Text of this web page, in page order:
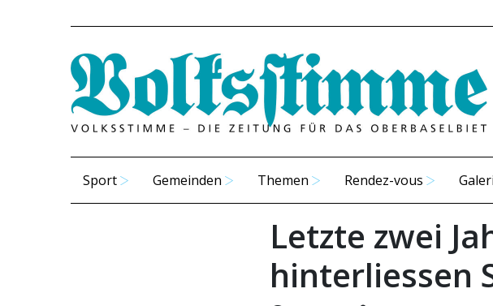
Sport Gemeinden Themen Rendez-vous
Letzte zwei
hinterliessen